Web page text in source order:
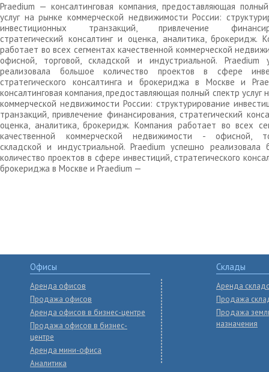
Praedium — консалтинговая компания, предоставляющая
услуг на рынке коммерческой недвижимости России:
инвестиционных транзакций, привлечение
стратегический консалтинг и оценка, аналитика, брокеридж.
работает во всех сегментах качественной коммерческой
офисной, торговой, складской и индустриальной. Praedium
реализовала большое количество проектов в сфере
стратегического консалтинга и брокериджа в Москве и
консалтинговая компания, предоставляющая полный спектр услуг
коммерческой недвижимости России: структурирование
транзакций, привлечение финансирования, стратегический
оценка, аналитика, брокеридж. Компания работает во всех
качественной коммерческой недвижимости - офисной,
складской и индустриальной. Praedium успешно реализовала
количество проектов в сфере инвестиций, стратегического
брокериджа в Москве и Praedium —
Офисы
Аренда офисов
Продажа офисов
Аренда офисов в бизнес-центре
Продажа офисов в бизнес-
центре
Аренда мини-офиса
Аналитика
Склады
Аренда
Продажа
Продажа
назначения